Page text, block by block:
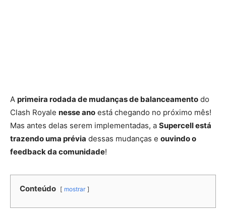
A primeira rodada de mudanças de balanceamento do
Clash Royale nesse ano está chegando no próximo mês!
Mas antes delas serem implementadas, a Supercell está
trazendo uma prévia dessas mudanças e ouvindo o
feedback da comunidade!
Conteúdo mostrar